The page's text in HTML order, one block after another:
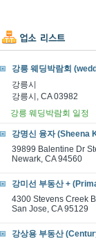
강릉 웨딩박람회
강릉시
강릉시, CA 03982
강릉 웨딩박람회 일정
강명신 융자 (Sheena
39899 Balentine Dr
Newark, CA 94560
강미선 부동산 +
4300 Stevens Creek
San Jose, CA 95129
강상용 부동산